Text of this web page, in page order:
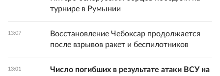
турнире в Румынии
13:07
Восстановление Чебоксар продолжается
после взрывов ракет и беспилотников
13:01
Число погибших в результате атаки ВСУ на